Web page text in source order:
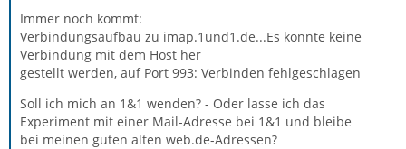
Immer noch kommt:
Verbindungsaufbau zu imap.1und1.de...Es konnte keine
Verbindung mit dem Host her
gestellt werden, auf Port 993: Verbinden fehlgeschlagen
Soll ich mich an 1&1 wenden? - Oder lasse ich das
Experiment mit einer Mail-Adresse bei 1&1 und bleibe
bei meinen guten alten web.de-Adressen?